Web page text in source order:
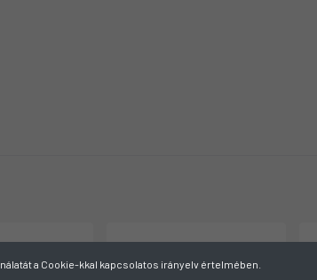
a Cookie-kkal kapcsolatos irányelv értelmében.